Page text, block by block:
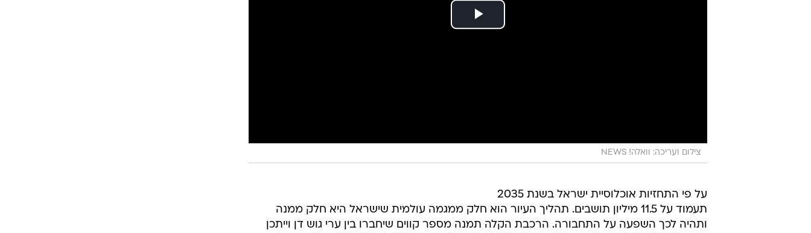
צילום ועריכה: וואלה! NEWS
על פי התחזיות אוכלוסיית ישראל בשנת 2035
תעמוד על 11.5 מיליון תושבים. תהליך העיור הוא חלק ממגמה עולמית שישראל היא חלק ממנה
ותהיה לכך השפעה על התחבורה. הרכבת הקלה תמנה מספר קווים שיחברו בין ערי גוש דן וייתכן